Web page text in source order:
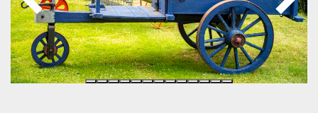
Previous Next